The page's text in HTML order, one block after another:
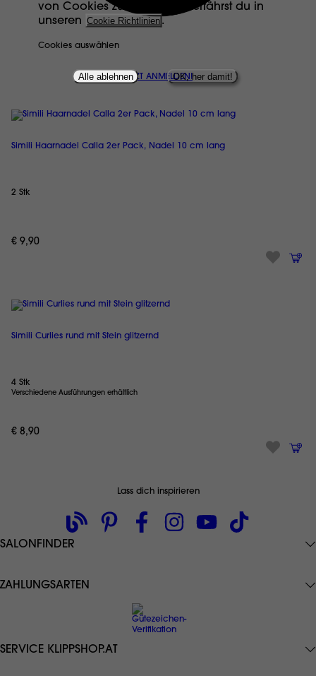
JETZT ANMELDEN!
Simili Haarnadel Calla 2er Pack, Nadel 10 cm lang
2 Stk
€ 9,90
Simili Curlies rund mit Stein glitzernd
4 Stk
Verschiedene Ausführungen erhältlich
€ 8,90
Lass dich inspirieren
SALONFINDER
ZAHLUNGSARTEN
SERVICE KLIPPSHOP.AT
von Cookies zu. Mehr dazu erfährst du in
unseren Cookie Richtlinien .
Cookies auswählen
Alle ablehnen OK, her damit!